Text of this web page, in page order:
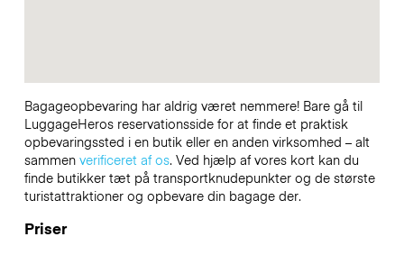
Bagageopbevaring har aldrig været nemmere! Bare gå til
LuggageHeros reservationsside for at finde et praktisk
opbevaringssted i en butik eller en anden virksomhed – alt
sammen verificeret af os. Ved hjælp af vores kort kan du
finde butikker tæt på transportknudepunkter og de største
turistattraktioner og opbevare din bagage der.
Priser